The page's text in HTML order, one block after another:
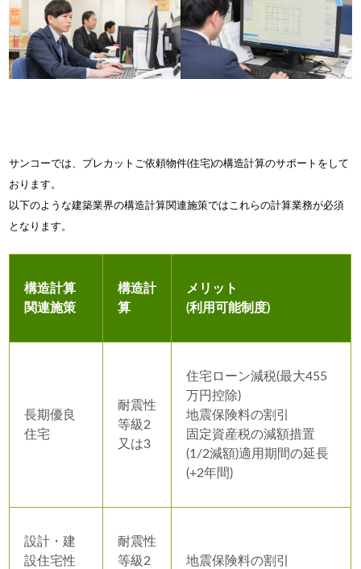
サンコーでは、プレカットご依頼物件(住宅)の構造計算のサポートをして
おります。
以下のような建築業界の構造計算関連施策ではこれらの計算業務が必須
となります。
構造計算
関連施策
構造計
算
メリット
(利用可能制度)
長期優良
住宅
耐震性
等級2
又は3
住宅ローン減税(最大455
万円控除)
地震保険料の割引
固定資産税の減額措置
(1/2減額)適用期間の延長
(+2年間)
設計・建
設住宅性
耐震性
等級2
地震保険料の割引